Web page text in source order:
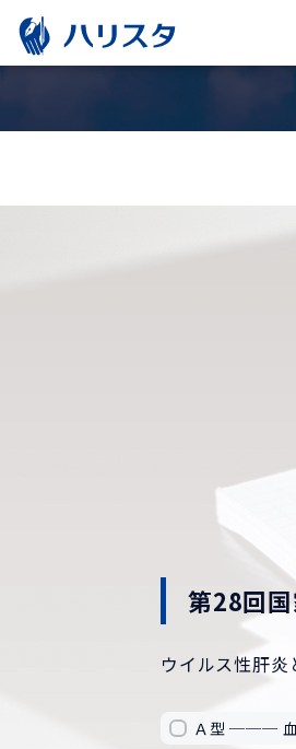
第28回
ウイルス性肝炎
Ａ型 ─── 血